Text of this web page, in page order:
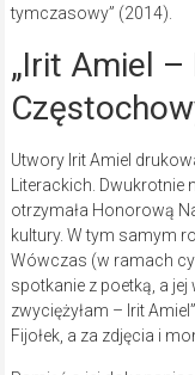
tymczasowy” (2014).
„Irit Amiel –
Utwory Irit Amiel
Literackich.
otrzymała Honorową
kultury. W tym samym
Wówczas (w ramach
spotkanie z poetką, a jej
zwyciężyłam – Irit
Fijołek, a za zdjęcia i